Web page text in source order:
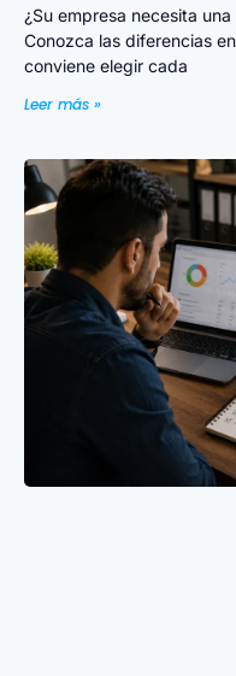
¿Su empresa necesita
Conozca las diferencias
conviene elegir cada
Leer más »